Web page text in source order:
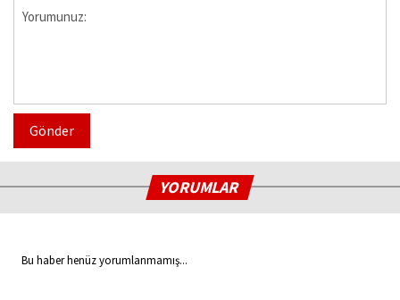
Gönder
YORUMLAR
Bu haber henüz yorumlanmamış...